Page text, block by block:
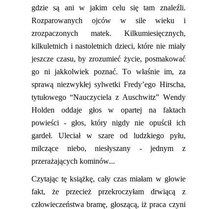
gdzie są ani w jakim celu się tam znaleźli.
Rozparowanych ojców w sile wieku i
zrozpaczonych matek. Kilkumiesięcznych,
kilkuletnich i nastoletnich dzieci, które nie miały
jeszcze czasu, by zrozumieć życie, posmakować
go ni jakkolwiek poznać.To właśnie im, za
sprawą niezwykłej sylwetkiFredy’ego Hirscha,
tytułowego “Nauczyciela z Auschwitz” Wendy
Holden
oddaje głosw opartej na faktach
powieści - głos, który nigdy nie opuścił ich
gardeł. Uleciał w szare od ludzkiego pyłu,
milczące niebo, niesłyszany - jednym z
przerażających kominów...
Czytając tę książkę, cały czas miałam w głowie
fakt, że przecież przekroczyłam drwiącą z
człowieczeństwa bramę, głoszącą, iż praca czyni